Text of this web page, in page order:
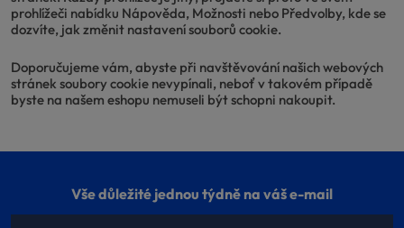
prohlížeči nabídku Nápověda, Možnosti nebo Předvolby, kde se
dozvíte, jak změnit nastavení souborů cookie.
Doporučujeme vám, abyste při navštěvování našich webových
stránek soubory cookie nevypínali, neboť v takovém případě
byste na našem eshopu nemuseli být schopni nakoupit.
Vše důležité jednou týdně na váš e-mail